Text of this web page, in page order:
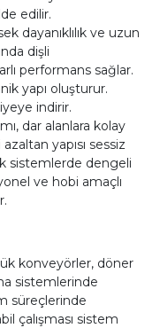
edilir.
dayanıklılık ve uzun
dişli
performans sağlar.
yapı oluşturur.
indirir.
dar alanlara kolay
yapısı sessiz
sistemlerde dengeli
ve hobi amaçlı
konveyörler, döner
sistemlerinde
süreçlerinde
çalışması sistem